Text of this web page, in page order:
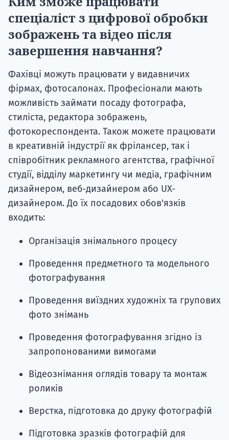
спеціаліст з цифрової обробки
зображень та відео після
завершення навчання?
Фахівці можуть працювати у видавничих
фірмах, фотосалонах. Професіонали мають
можливість займати посаду фотографа,
стиліста, редактора зображень,
фотокореспондента. Також можете працювати
в креативній індустрії як фрілансер, так і
співробітник рекламного агентства, графічної
студії, відділу маркетингу чи медіа, графічним
дизайнером, веб-дизайнером або UX-
дизайнером. До їх посадових обов'язків
входить:
Організація знімального процесу
Проведення предметного та модельного
фотографування
Проведення виїздних художніх та групових
фото знімань
Проведення фотографування згідно із
запропонованими вимогами
Відеознімання оглядів товару та монтаж
роликів
Верстка, підготовка до друку фотографій
Підготовка зразків фотографій для